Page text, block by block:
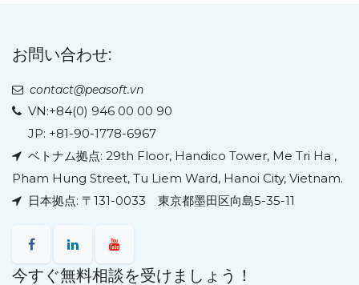
お問い合わせ:
contact@peasoft.vn
VN:+84(0) 946 00 00 90
JP: +81-90-1778-6967
ベトナム拠点: 29th Floor, Handico Tower, Me Tri Ha ,
Pham Hung Street, Tu Liem Ward, Hanoi City, Vietnam.
日本拠点: 〒131-0033 東京都墨田区向島5-35-11
今すぐ無料相談を受けましょう！